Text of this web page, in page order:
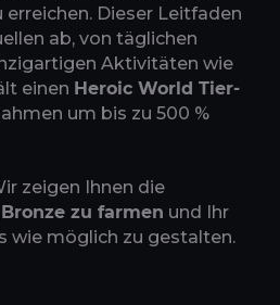
Dieser Leitfaden
ab, von täglichen
Aktivitäten wie
einen Heroic World Tier-
um bis zu 500 %
zeigen Ihnen die
zu farmen und Ihr
wie möglich zu gestalten.